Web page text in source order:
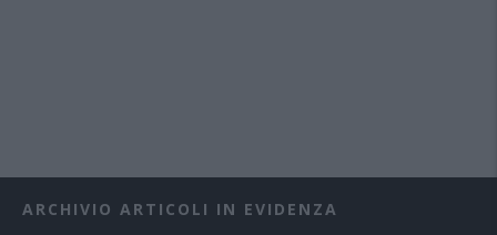
ARCHIVIO ARTICOLI IN EVIDENZA